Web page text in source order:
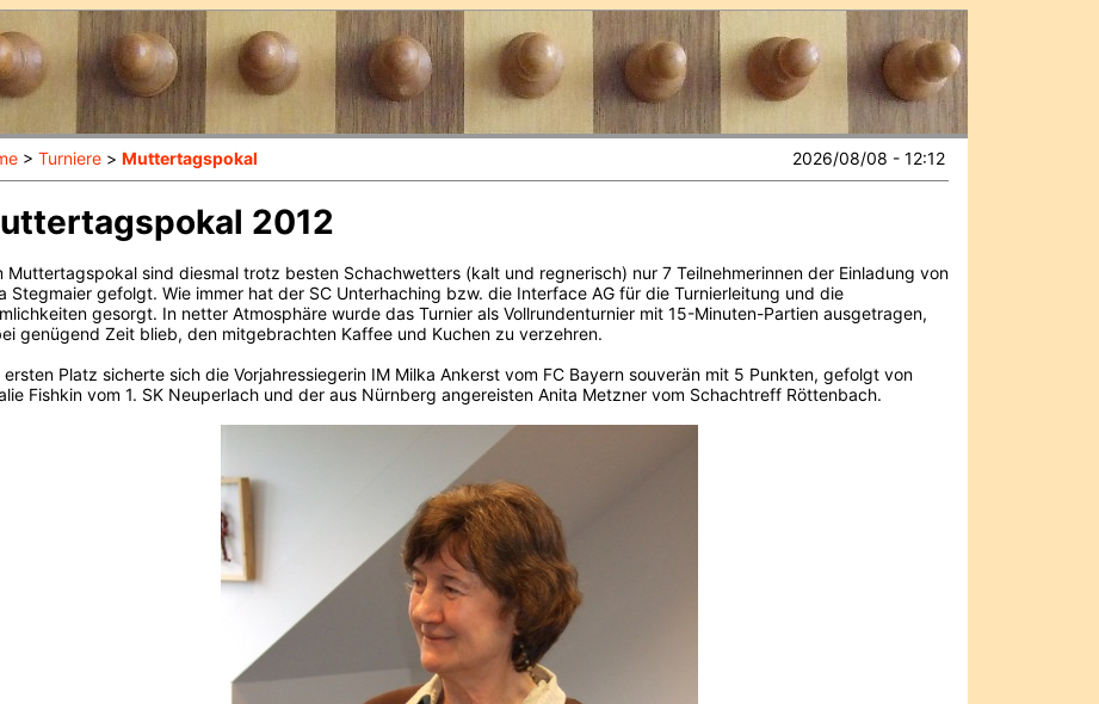
> Turniere > Muttertagspokal 2026/08/08 - 12:12
2012
Muttertagspokal sind diesmal trotz besten Schachwetters (kalt und regnerisch) nur 7 Teilnehmerinnen der Einladung von
Stegmaier gefolgt. Wie immer hat der SC Unterhaching bzw. die Interface AG für die Turnierleitung und die
gesorgt. In netter Atmosphäre wurde das Turnier als Vollrundenturnier mit 15-Minuten-Partien ausgetragen,
genügend Zeit blieb, den mitgebrachten Kaffee und Kuchen zu verzehren.
ersten Platz sicherte sich die Vorjahressiegerin IM Milka Ankerst vom FC Bayern souverän mit 5 Punkten, gefolgt von
Fishkin vom 1. SK Neuperlach und der aus Nürnberg angereisten Anita Metzner vom Schachtreff Röttenbach.